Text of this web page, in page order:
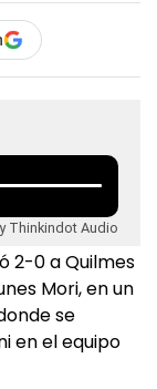
Thinkindot Audio
2-0 a Quilmes
Mori, en un
se
en el equipo